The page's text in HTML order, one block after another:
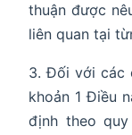
thuận được
liên quan tại
3. Đối với các
khoản 1 Điều
định theo